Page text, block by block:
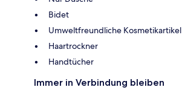
Bidet
Umweltfreundliche Kosmetikartikel
Haartrockner
Handtücher
Immer in Verbindung bleiben